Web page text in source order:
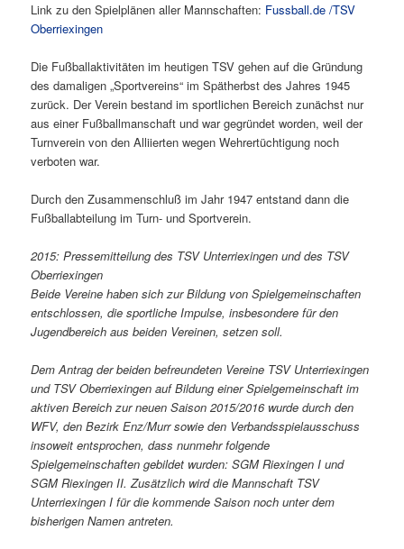
Link zu den Spielplänen aller Mannschaften: Fussball.de /TSV
Oberriexingen
Die Fußballaktivitäten im heutigen TSV gehen auf die Gründung
des damaligen „Sportvereins“ im Spätherbst des Jahres 1945
zurück. Der Verein bestand im sportlichen Bereich zunächst nur
aus einer Fußballmanschaft und war gegründet worden, weil der
Turnverein von den Alliierten wegen Wehrertüchtigung noch
verboten war.
Durch den Zusammenschluß im Jahr 1947 entstand dann die
Fußballabteilung im Turn- und Sport­verein.
2015: Pressemitteilung des TSV Unterriexingen und des TSV
Oberriexingen
Beide Vereine haben sich zur Bildung von Spielgemeinschaften
entschlossen, die sportliche Impulse, insbesondere für den
Jugendbereich aus beiden Vereinen, setzen soll.
Dem Antrag der beiden befreundeten Vereine TSV Unterriexingen
und TSV Oberriexingen auf Bildung einer Spielgemeinschaft im
aktiven Bereich zur neuen Saison 2015/2016 wurde durch den
WFV, den Bezirk Enz/Murr sowie den Verbandsspielausschuss
insoweit entsprochen, dass nunmehr folgende
Spielgemeinschaften gebildet wurden: SGM Riexingen I und
SGM Riexingen II. Zusätzlich wird die Mannschaft TSV
Unterriexingen I für die kommende Saison noch unter dem
bisherigen Namen antreten.